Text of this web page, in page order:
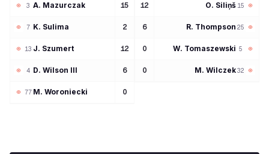
3 A Mazurczak 15
7 K Sulima 2
13 J Szumert 12
4 D Wilson III 6
77 M Woroniecki 0
15
O Siliņš
12
25
R Thompson
6
5
W Tomaszewski
0
32
M Wilczek
0